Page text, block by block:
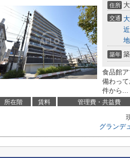
住所
交通
築年
食品館
備わっ
件から...
所在階 賃料 管理費・共益費
グランデ